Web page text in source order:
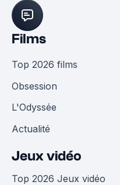
Films
Top 2026 films
Obsession
L'Odyssée
Actualité
Jeux vidéo
Top 2026 Jeux vidéo